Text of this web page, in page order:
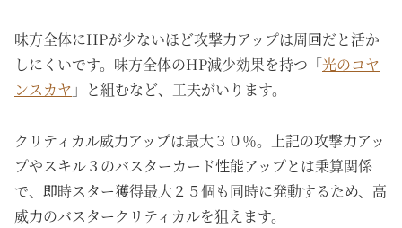
味方全体にHPが少ないほど攻撃力アップは周回だと活か
しにくいです。味方全体のHP減少効果を持つ「光のコヤ
ンスカヤ 」と組むなど、工夫がいります。
クリティカル威力アップは最大３０％。上記の攻撃力アッ
プやスキル３のバスターカード性能アップとは乗算関係
で、即時スター獲得最大２５個も同時に発動するため、高
威力のバスタークリティカルを狙えます。